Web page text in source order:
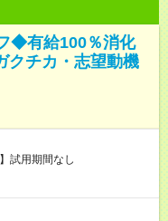
◆有給100％消化
クチカ・志望動機
【試用期間】試用期間なし